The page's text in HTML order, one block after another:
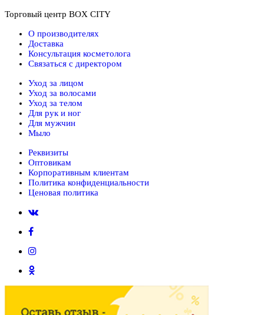
Торговый центр BOX CITY
О производителях
Доставка
Консультация косметолога
Связаться с директором
Уход за лицом
Уход за волосами
Уход за телом
Для рук и ног
Для мужчин
Мыло
Реквизиты
Оптовикам
Корпоративным клиентам
Политика конфиденциальности
Ценовая политика